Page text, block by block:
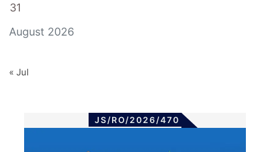
August 2026
31
« Jul
JS/RO/2026/470